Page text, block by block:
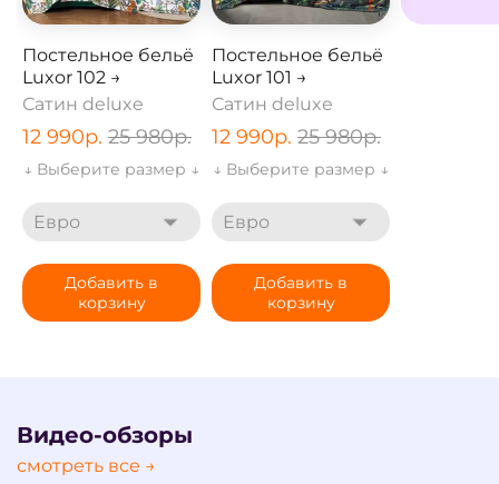
Постельное бельё
Luxor 102 →
Сатин deluxe
12 990р. 25 980р.
↓ Выберите размер ↓
Евро
Добавить в
корзину
Постельное бельё
Luxor 101 →
Сатин deluxe
12 990р. 25 980р.
↓ Выберите размер ↓
Евро
Добавить в
корзину
Видео-обзоры
смотреть все →